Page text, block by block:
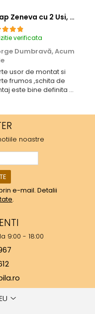
Dulap Zeneva cu 2 Usi, Culoare Sonoma Trufă cu Wenge Magia
verificata
Dumbravă,Acum
usor de montat si
frumos ,schita de
este bine definita si
noastre
e-mail. Detalii
.
9:00 - 18:00